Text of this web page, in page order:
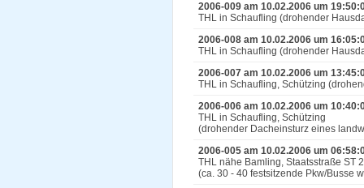
2006-009 am 10.02.2006 um
THL in Schaufling (drohender
2006-008 am 10.02.2006 um
THL in Schaufling (drohender
2006-007 am 10.02.2006 um
THL in Schaufling, Schützing
2006-006 am 10.02.2006 um
THL in Schaufling, Schützing
(drohender Dacheinsturz eines
2006-005 am 10.02.2006 um
THL nähe Bamling, Staatsstraße ST
(ca. 30 - 40 festsitzende Pkw/Busse